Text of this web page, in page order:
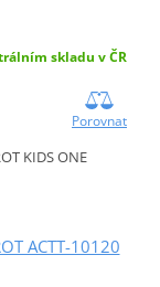
skladu v ČR
Porovnat
KIDS ONE
ACTT-10120